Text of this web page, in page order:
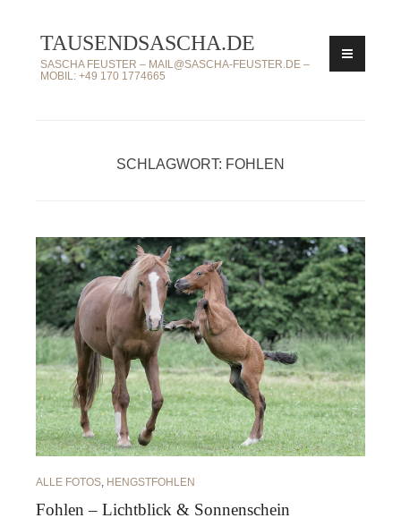
Inhalt
springen
TAUSENDSASCHA.DE
SASCHA FEUSTER – MAIL@SASCHA-FEUSTER.DE –
MOBIL: +49 170 1774665
SCHLAGWORT: FOHLEN
ALLE FOTOS, HENGSTFOHLEN
Fohlen – Lichtblick & Sonnenschein